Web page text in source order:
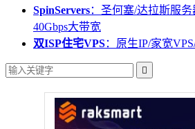
SpinServers：圣何塞/达拉斯服务
40Gbps大带宽
双ISP住宅VPS：原生IP/家宽
